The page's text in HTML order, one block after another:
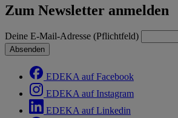
Zum Newsletter anmelden
Deine E-Mail-Adresse (Pflichtfeld)
Absenden
EDEKA auf Facebook
EDEKA auf Instagram
EDEKA auf Linkedin